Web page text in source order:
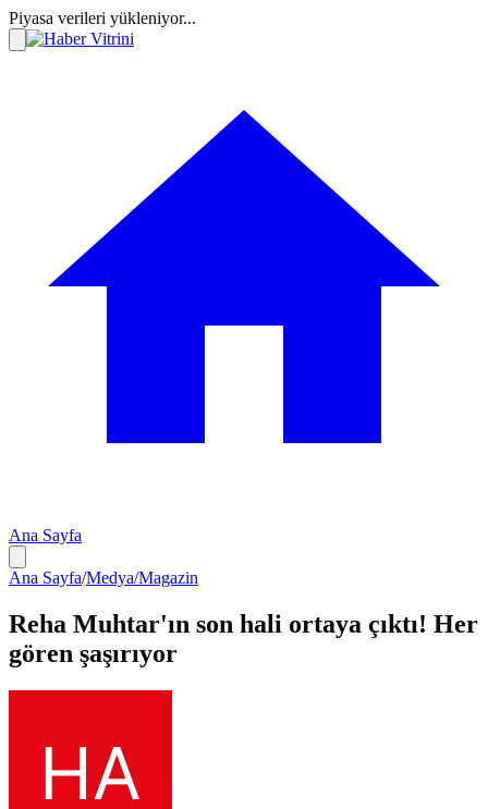
Piyasa verileri yükleniyor...
Ana Sayfa
Ana Sayfa/Medya/Magazin
Reha Muhtar'ın son hali ortaya çıktı! Her
gören şaşırıyor